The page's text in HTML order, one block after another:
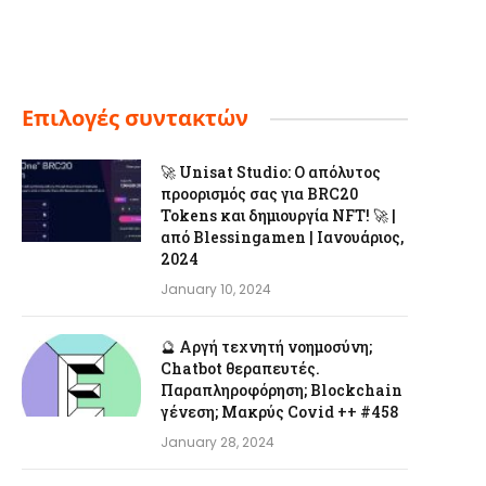
Επιλογές συντακτών
🚀 Unisat Studio: Ο απόλυτος
προορισμός σας για BRC20
Tokens και δημιουργία NFT! 🚀 |
από Blessingamen | Ιανουάριος,
2024
January 10, 2024
🔮 Αργή τεχνητή νοημοσύνη;
Chatbot θεραπευτές.
Παραπληροφόρηση; Blockchain
γένεση; Μακρύς Covid ++ #458
January 28, 2024